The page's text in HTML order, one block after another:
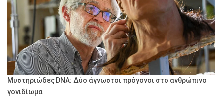
Μυστηριώδες DNA: Δύο άγνωστοι πρόγονοι στο ανθρώπινο
γονιδίωμα